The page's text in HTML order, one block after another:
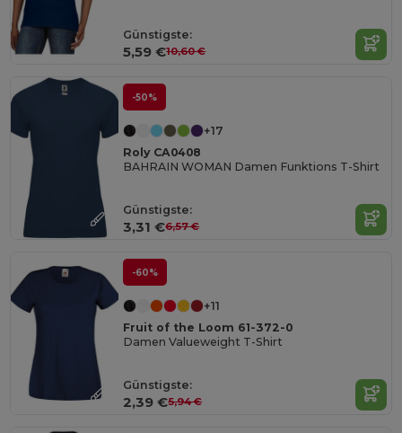
Günstigste:
5,59 €10,60 €
-50%
+17
Roly CA0408
BAHRAIN WOMAN Damen Funktions T-Shirt
Günstigste:
3,31 €6,57 €
-60%
+11
Fruit of the Loom 61-372-0
Damen Valueweight T-Shirt
Günstigste:
2,39 €5,94 €